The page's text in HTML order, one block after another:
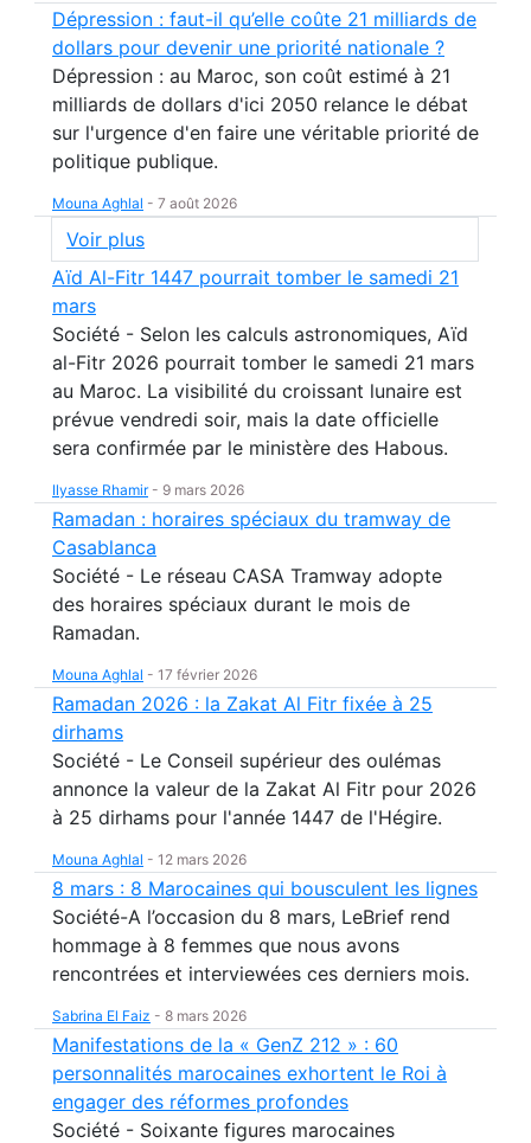
Dépression : faut-il qu’elle coûte 21 milliards de
dollars pour devenir une priorité nationale ?
Dépression : au Maroc, son coût estimé à 21
milliards de dollars d'ici 2050 relance le débat
sur l'urgence d'en faire une véritable priorité de
politique publique.
Mouna Aghlal - 7 août 2026
Voir plus
Aïd Al-Fitr 1447 pourrait tomber le samedi 21
mars
Société - Selon les calculs astronomiques, Aïd
al-Fitr 2026 pourrait tomber le samedi 21 mars
au Maroc. La visibilité du croissant lunaire est
prévue vendredi soir, mais la date officielle
sera confirmée par le ministère des Habous.
Ilyasse Rhamir- 9 mars 2026
Ramadan : horaires spéciaux du tramway de
Casablanca
Société - Le réseau CASA Tramway adopte
des horaires spéciaux durant le mois de
Ramadan.
Mouna Aghlal - 17 février 2026
Ramadan 2026 : la Zakat Al Fitr fixée à 25
dirhams
Société - Le Conseil supérieur des oulémas
annonce la valeur de la Zakat Al Fitr pour 2026
à 25 dirhams pour l'année 1447 de l'Hégire.
Mouna Aghlal - 12 mars 2026
8 mars : 8 Marocaines qui bousculent les lignes
Société-A l’occasion du 8 mars, LeBrief rend
hommage à 8 femmes que nous avons
rencontrées et interviewées ces derniers mois.
Sabrina El Faiz - 8 mars 2026
Manifestations de la « GenZ 212 » : 60
personnalités marocaines exhortent le Roi à
engager des réformes profondes
Société - Soixante figures marocaines